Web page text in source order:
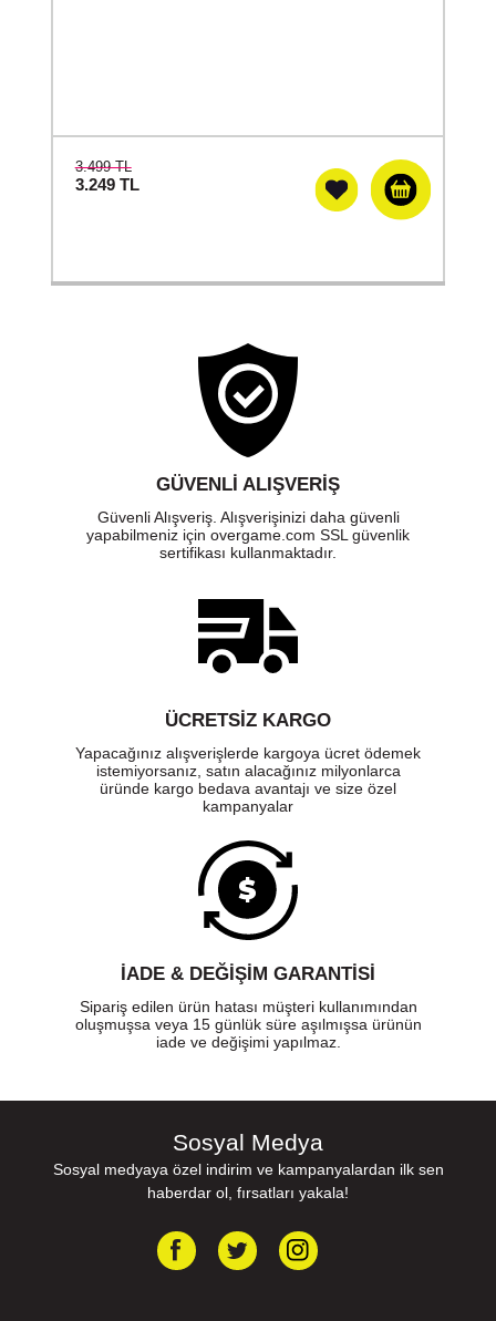
3.499 TL
3.249 TL
GÜVENLI ALIŞVERIŞ
Güvenli Alışveriş. Alışverişinizi daha güvenli
yapabilmeniz için overgame.com SSL güvenlik
sertifikası kullanmaktadır.
ÜCRETSIZ KARGO
Yapacağınız alışverişlerde kargoya ücret ödemek
istemiyorsanız, satın alacağınız milyonlarca
üründe kargo bedava avantajı ve size özel
kampanyalar
İADE & DEĞİŞİM GARANTİSİ
Sipariş edilen ürün hatası müşteri kullanımından
oluşmuşsa veya 15 günlük süre aşılmışsa ürünün
iade ve değişimi yapılmaz.
Sosyal Medya
Sosyal medyaya özel indirim ve kampanyalardan ilk sen
haberdar ol, fırsatları yakala!